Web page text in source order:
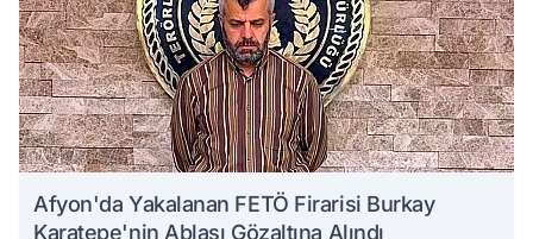
Afyon'da Yakalanan FETÖ Firarisi Burkay
Karatepe'nin Ablası Gözaltına Alındı